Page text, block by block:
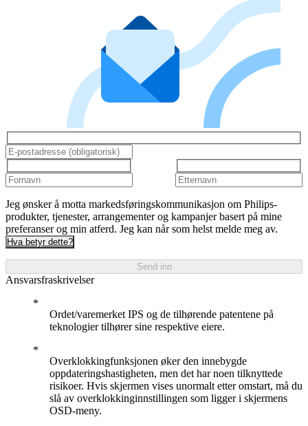
Jeg ønsker å motta markedsføringskommunikasjon om Philips-
produkter, tjenester, arrangementer og kampanjer basert på mine
preferanser og min atferd. Jeg kan når som helst melde meg av.
Hva betyr dette?
Send inn
Ansvarsfraskrivelser
Ordet/varemerket IPS og de tilhørende patentene på
teknologier tilhører sine respektive eiere.
Overklokkingfunksjonen øker den innebygde
oppdateringshastigheten, men det har noen tilknyttede
risikoer. Hvis skjermen vises unormalt etter omstart, må du
slå av overklokkinginnstillingen som ligger i skjermens
OSD-meny.